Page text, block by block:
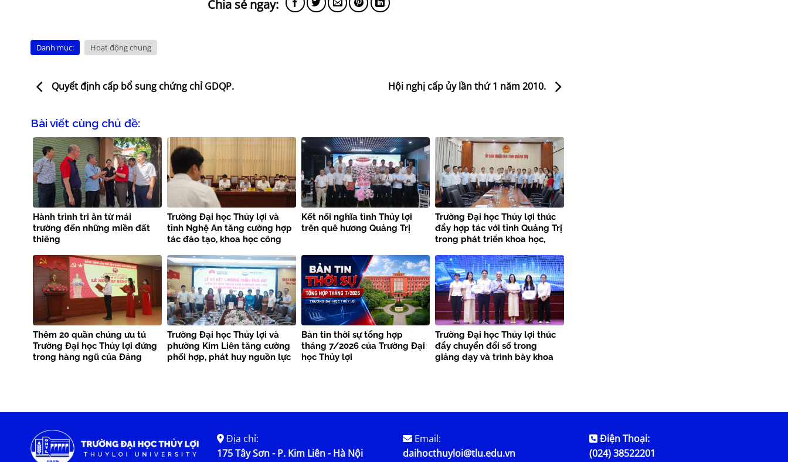
Danh mục: Hoạt động chung
Quyết định cấp bổ sung chứng chỉ GDQP. Hội nghị cấp ủy lần thứ 1 năm 2010.
Bài viết cùng chủ đề:
Hành trình tri ân từ mái
trường đến những miền đất
thiêng
Trường Đại học Thủy lợi và
tỉnh Nghệ An tăng cường hợp
tác đào tạo, khoa học công
tai
Kết nối nghĩa tình Thủy lợi
trên quê hương Quảng Trị
Trường Đại học Thủy lợi thúc
đẩy hợp tác với tỉnh Quảng Trị
trong phát triển khoa học,
Thêm 20 quần chúng ưu tú
Trường Đại học Thủy lợi đứng
trong hàng ngũ của Đảng
Trường Đại học Thủy lợi và
phường Kim Liên tăng cường
phối hợp, phát huy nguồn lực
Bản tin thời sự tổng hợp
tháng 7/2026 của Trường Đại
học Thủy lợi
Trường Đại học Thủy lợi thúc
đẩy chuyển đổi số trong
giảng dạy và trình bày khoa
Địa chỉ:
175 Tây Sơn - P. Kim Liên - Hà Nội
Email:
daihocthuyloi@tlu.edu.vn
Điện Thoại:
(024) 38522201